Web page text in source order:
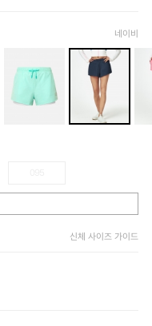
네이비
신체 사이즈 가이드